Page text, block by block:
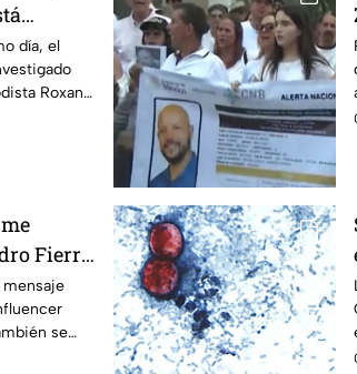
día, el
Roxana
Fierro
se